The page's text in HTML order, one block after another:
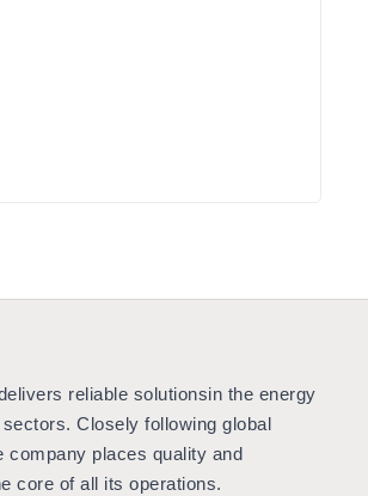
reliable solutionsin the energy
Closely following global
company places quality and
core of all its operations.